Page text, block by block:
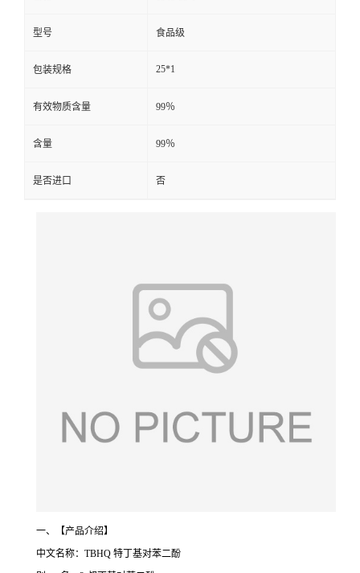
型号 食品级
包装规格 25*1
有效物质含量 99％
含量 99％
是否进口 否
一、【产品介绍】
中文名称：TBHQ 特丁基对苯二酚